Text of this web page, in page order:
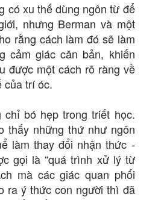
có xu thế dùng ngôn từ để
nhưng Berman và một
rằng cách làm đó sẽ làm
cảm giác căn bản, khiến
được một cách rõ ràng về
của trí óc.
bó hẹp trong triết học.
thấy những thứ như ngôn
làm thay đổi nhận thức -
gọi là “quá trình xử lý từ
mà các giác quan phối
ra ý thức con người thì đã